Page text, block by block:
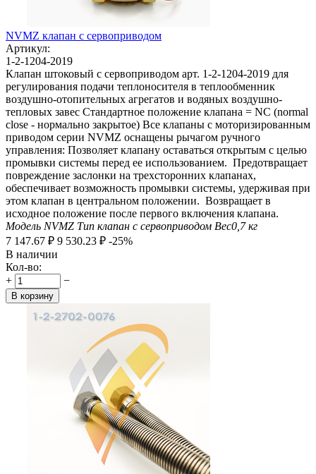
NVMZ клапан с сервоприводом
Артикул:
1-2-1204-2019
Клапан штоковый с сервоприводом арт. 1-2-1204-2019 для
регулирования подачи теплоносителя в теплообменник
воздушно-отопительных агрегатов и водяных воздушно-
тепловых завес Стандартное положение клапана = NC (normal
close - нормально закрытое) Все клапаны с моторизированным
приводом серии NVMZ оснащены рычагом ручного
управления: Позволяет клапану оставаться открытым с целью
промывки системы перед ее использованием. Предотвращает
повреждение заслонки на трехсторонних клапанах,
обеспечивает возможность промывки системы, удерживая при
этом клапан в центральном положении. Возвращает в
исходное положение после первого включения клапана.
Модель NVMZ Тип клапан с сервоприводом Вес0,7кг
7 147.67 ₽ 9 530.23 ₽ -25%
В наличии
Кол-во:
+
−
В корзину